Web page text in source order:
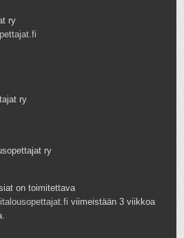
ry
ry
ry
on toimitettava
viimeistään 3 viikkoa